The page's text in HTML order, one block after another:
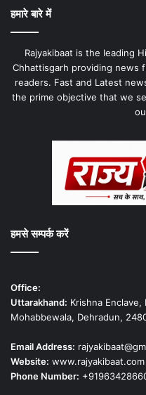
हमारे बारे में
Rajyakibaat is the leading
Chhattisgarh providing news
readers. Fast and Latest
the prime objective that we
हमसे सम्पर्क करें
Office:
Uttarakhand: Krishna
Mohabbewala, Dehradun,
Email Address:
Website: www.rajyakibaat.com
Phone Number: